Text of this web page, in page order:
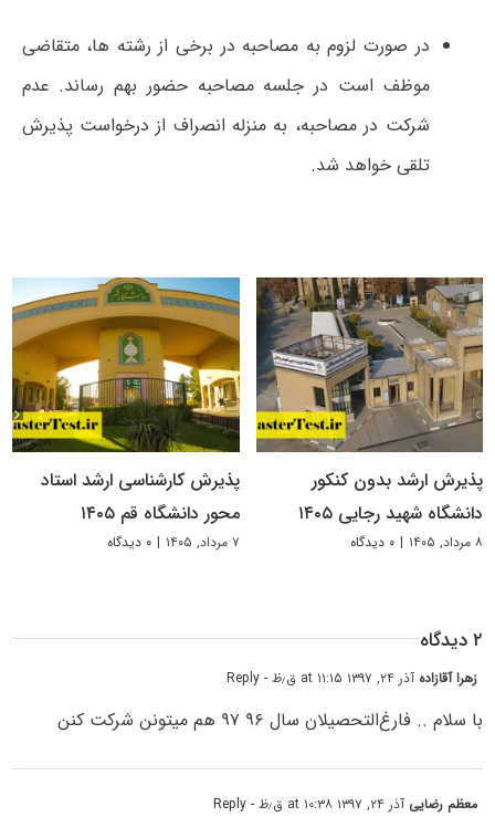
در صورت لزوم به مصاحبه در برخی از رشته ها، متقاضی
موظف است در جلسه مصاحبه حضور بهم رساند. عدم
شرکت در مصاحبه، به منزله انصراف از درخواست پذیرش
تلقی خواهد شد.
پذیرش ارشد بدون کنکور
دانشگاه شهید رجایی ۱۴۰۵
۸ مرداد, ۱۴۰۵ | ۰ دیدگاه
پذیرش کارشناسی ارشد استاد
محور دانشگاه قم ۱۴۰۵
۷ مرداد, ۱۴۰۵ | ۰ دیدگاه
۲ دیدگاه
زهرا آقازاده آذر ۲۴, ۱۳۹۷ at ۱۱:۱۵ ق٫ظ - Reply
با سلام .. فارغ‌التحصیلان سال ۹۶ ۹۷ هم میتونن شرکت کنن
معظم رضایی آذر ۲۴, ۱۳۹۷ at ۱۰:۳۸ ق٫ظ - Reply